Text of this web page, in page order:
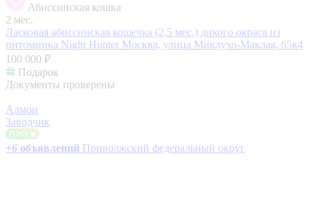
Абиссинская кошка
2 мес.
Ласковая абиссинская кошечка (2,5 мес.) дикого окраса из
питомника Night Hunter Москва, улица Миклухо-Маклая, 65к4
100 000 ₽
Подарок
Документы проверены
Алмон
Заводчик
+6 объявлений Приволжский федеральный округ